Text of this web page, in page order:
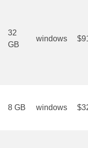
32
GB
windows
8 GB windows